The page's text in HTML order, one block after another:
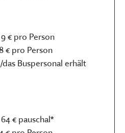
€ pro Person
€ pro Person
Buspersonal erhält
€ pauschal*